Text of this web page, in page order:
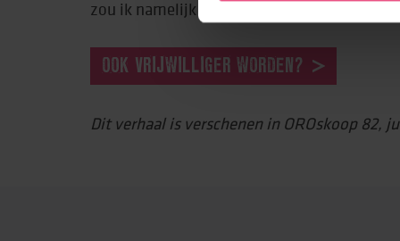
zou ik namelijk voor geen goud willen
OOK VRIJWILLIGER WORDEN?
Dit verhaal is verschenen in OROskoop 82,